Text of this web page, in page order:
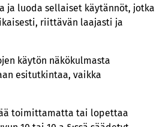
ja luoda sellaiset käytännöt, jotka
riittävän laajasti ja
käytön näkökulmasta
esitutkintaa, vaikka
toimittamatta tai lopettaa